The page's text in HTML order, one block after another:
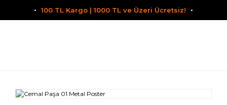
100 TL Kargo | 1000 TL ve Üzeri Ücretsiz!